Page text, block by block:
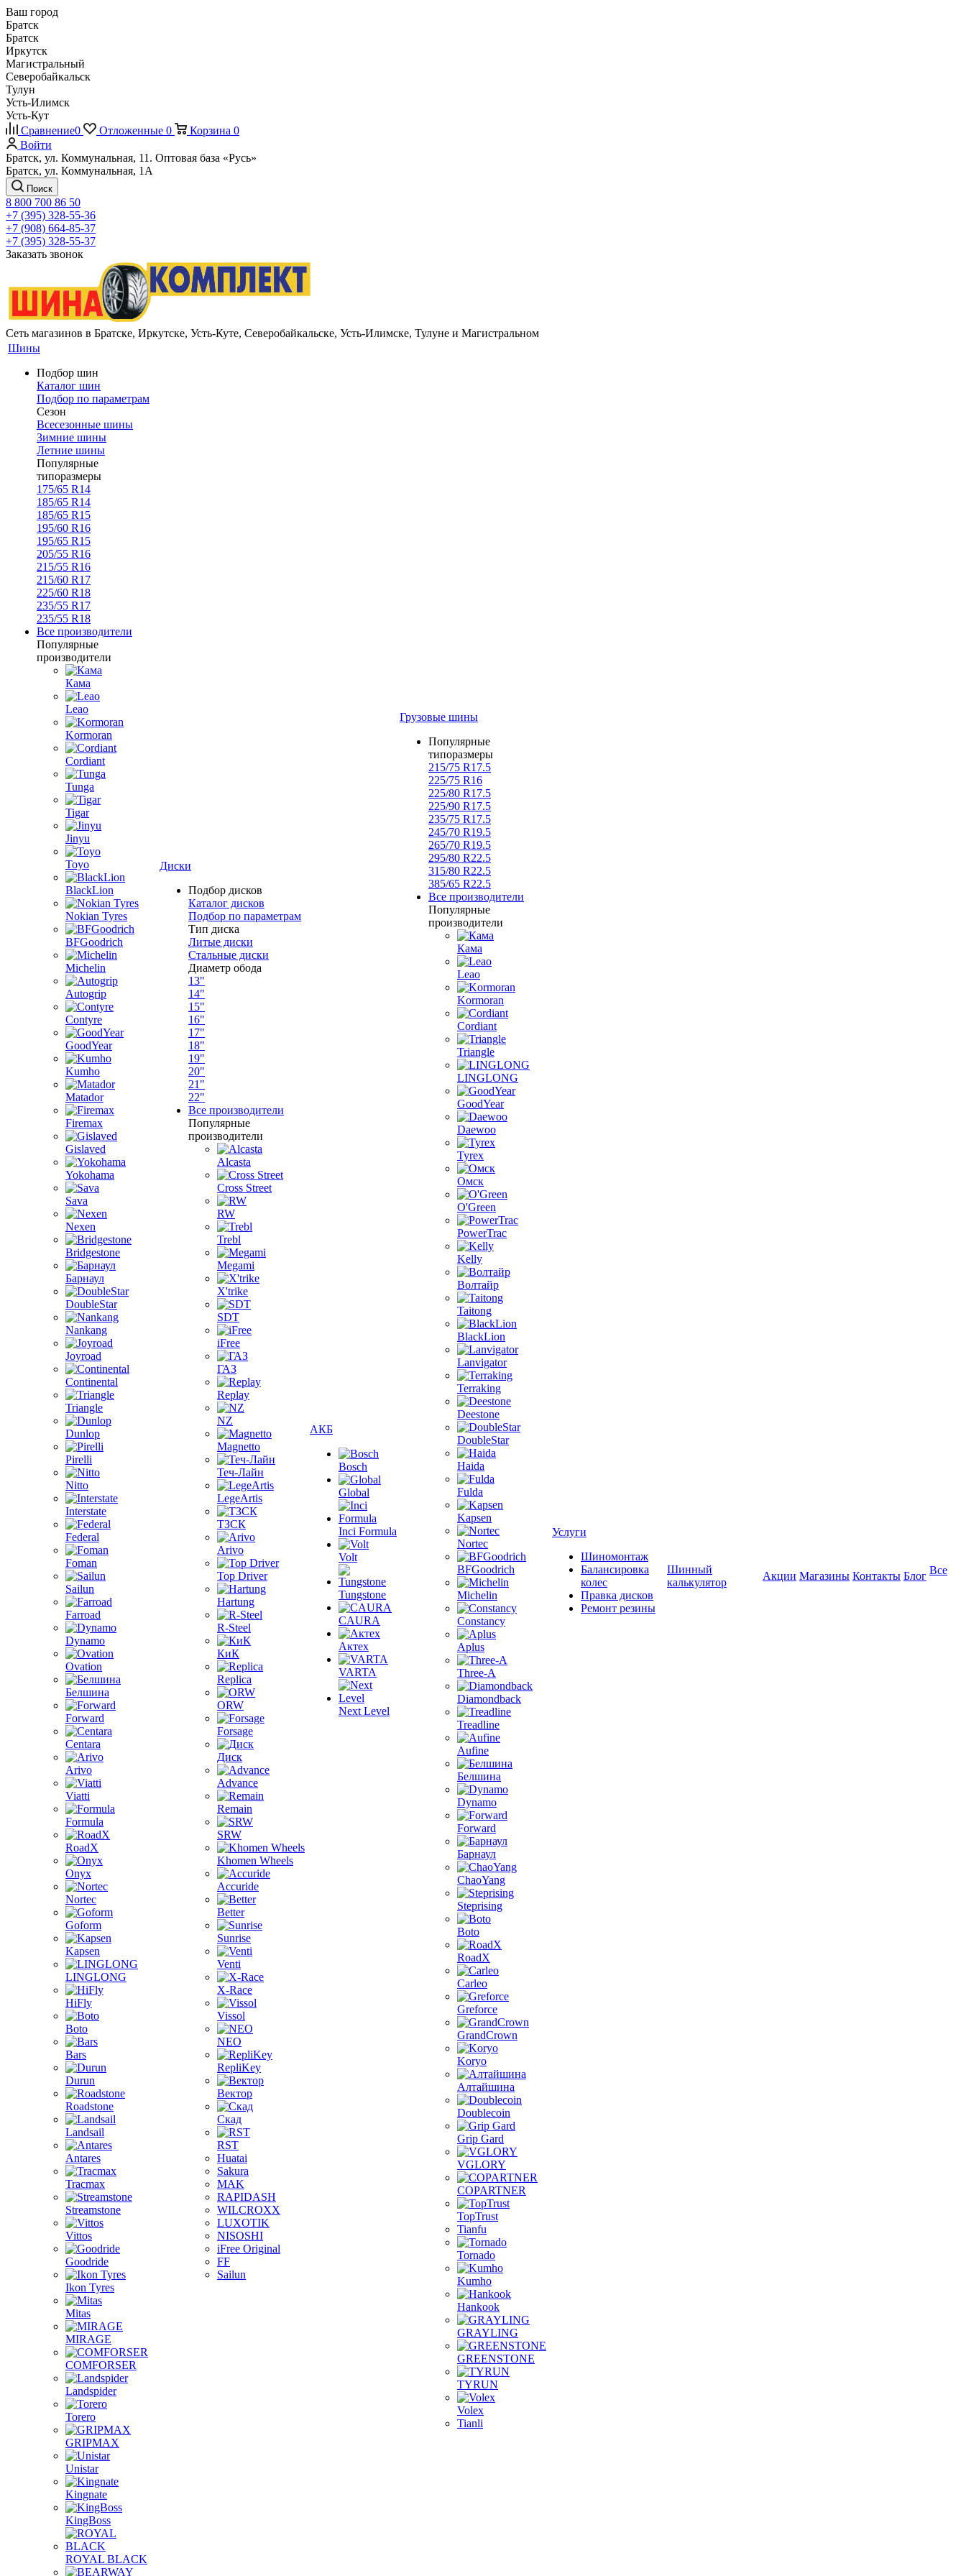
Ваш город
Братск
Братск
Иркутск
Магистральный
Северобайкальск
Тулун
Усть-Илимск
Усть-Кут
Сравнение0 Отложенные 0 Корзина 0
Войти
Братск, ул. Коммунальная, 11. Оптовая база «Русь»
Братск, ул. Коммунальная, 1А
Поиск
8 800 700 86 50
+7 (395) 328-55-36
+7 (908) 664-85-37
+7 (395) 328-55-37
Заказать звонок
Сеть магазинов в Братске, Иркутске, Усть-Куте, Северобайкальске, Усть-Илимске, Тулуне и Магистральном
Шины
Подбор шин
Каталог шин
Подбор по параметрам
Сезон
Всесезонные шины
Зимние шины
Летние шины
Популярные
типоразмеры
175/65 R14
185/65 R14
185/65 R15
195/60 R16
195/65 R15
205/55 R16
215/55 R16
215/60 R17
225/60 R18
235/55 R17
235/55 R18
Все производители
Популярные
производители
Кама
Leao
Kormoran
Cordiant
Tunga
Tigar
Jinyu
Toyo
BlackLion
Nokian Tyres
BFGoodrich
Michelin
Autogrip
Contyre
GoodYear
Kumho
Matador
Firemax
Gislaved
Yokohama
Sava
Nexen
Bridgestone
Барнаул
DoubleStar
Nankang
Joyroad
Continental
Triangle
Dunlop
Pirelli
Nitto
Interstate
Federal
Foman
Sailun
Farroad
Dynamo
Ovation
Белшина
Forward
Centara
Arivo
Viatti
Formula
RoadX
Onyx
Nortec
Goform
Kapsen
LINGLONG
HiFly
Boto
Bars
Durun
Roadstone
Landsail
Antares
Tracmax
Streamstone
Vittos
Goodride
Ikon Tyres
Mitas
MIRAGE
COMFORSER
Landspider
Torero
GRIPMAX
Unistar
Kingnate
KingBoss
ROYAL BLACK
Диски
Подбор дисков
Каталог дисков
Подбор по параметрам
Тип диска
Литые диски
Стальные диски
Диаметр обода
13"
14"
15"
16"
17"
18"
19"
20"
21"
22"
Все производители
Популярные
производители
Alcasta
Cross Street
RW
Trebl
Megami
X'trike
SDT
iFree
ГАЗ
Replay
NZ
Magnetto
Теч-Лайн
LegeArtis
ТЗСК
Arivo
Top Driver
Hartung
R-Steel
КиК
Replica
ORW
Forsage
Диск
Advance
Remain
SRW
Khomen Wheels
Accuride
Better
Sunrise
Venti
X-Race
Vissol
NEO
RepliKey
Вектор
Скад
RST
Huatai
Sakura
MAK
RAPIDASH
WILCROXX
LUXOTIK
NISOSHI
iFree Original
FF
Sailun
АКБ
Bosch
Global
Inci Formula
Volt
Tungstone
CAURA
Актех
VARTA
Next Level
Грузовые шины
Популярные
типоразмеры
215/75 R17.5
225/75 R16
225/80 R17.5
225/90 R17.5
235/75 R17.5
245/70 R19.5
265/70 R19.5
295/80 R22.5
315/80 R22.5
385/65 R22.5
Все производители
Популярные
производители
Кама
Leao
Kormoran
Cordiant
Triangle
LINGLONG
GoodYear
Daewoo
Tyrex
Омск
O'Green
PowerTrac
Kelly
Волтайр
Taitong
BlackLion
Lanvigator
Terraking
Deestone
DoubleStar
Haida
Fulda
Kapsen
Nortec
BFGoodrich
Michelin
Constancy
Aplus
Three-A
Diamondback
Treadline
Aufine
Белшина
Dynamo
Forward
Барнаул
ChaoYang
Steprising
Boto
RoadX
Carleo
Greforce
GrandCrown
Koryo
Алтайшина
Doublecoin
Grip Gard
VGLORY
COPARTNER
TopTrust
Tianfu
Tornado
Kumho
Hankook
GRAYLING
GREENSTONE
TYRUN
Volex
Tianli
Услуги
Шиномонтаж
Балансировка
колес
Правка дисков
Ремонт резины
Шинный
калькулятор
Акции Магазины Контакты Блог Все